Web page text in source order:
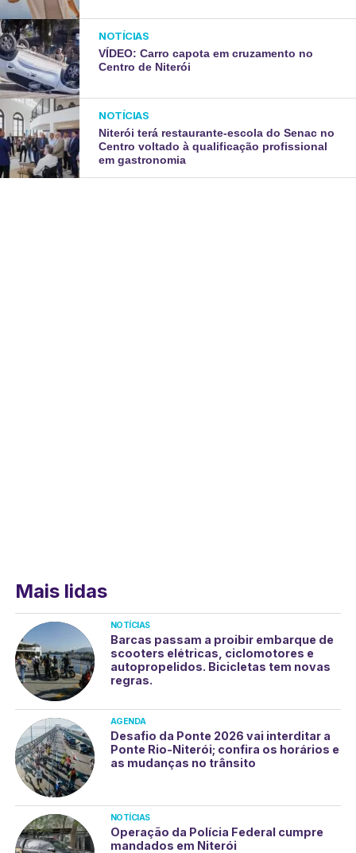
NOTÍCIAS
VÍDEO: Carro capota em cruzamento no
Centro de Niterói
NOTÍCIAS
Niterói terá restaurante-escola do Senac no
Centro voltado à qualificação profissional
em gastronomia
Mais lidas
NOTÍCIAS
Barcas passam a proibir embarque de
scooters elétricas, ciclomotores e
autopropelidos. Bicicletas tem novas
regras.
AGENDA
Desafio da Ponte 2026 vai interditar a
Ponte Rio-Niterói; confira os horários e
as mudanças no trânsito
NOTÍCIAS
Operação da Polícia Federal cumpre
mandados em Niterói